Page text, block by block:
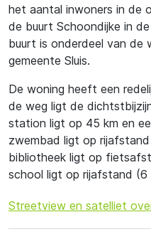
het aantal inwoners in de
de buurt Schoondijke in
buurt is onderdeel van de
gemeente Sluis.
De woning heeft een
de weg ligt de
station ligt op 45 km en
zwembad ligt op
bibliotheek ligt op
school ligt op rijafstand (6
Streetview en satelliet